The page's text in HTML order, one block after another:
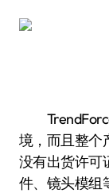
TrendForce
境，而且整个
没有出货许可
件、镜头模组